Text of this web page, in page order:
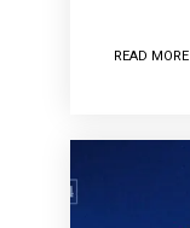
READ MORE